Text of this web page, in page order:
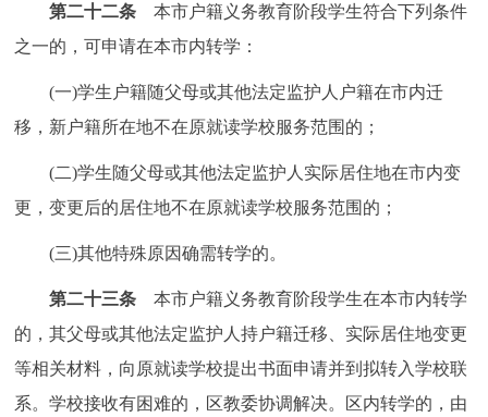
第二十二条 本市户籍义务教育阶段学生符合下列条件
之一的，可申请在本市内转学：
(一)学生户籍随父母或其他法定监护人户籍在市内迁
移，新户籍所在地不在原就读学校服务范围的；
(二)学生随父母或其他法定监护人实际居住地在市内变
更，变更后的居住地不在原就读学校服务范围的；
(三)其他特殊原因确需转学的。
第二十三条 本市户籍义务教育阶段学生在本市内转学
的，其父母或其他法定监护人持户籍迁移、实际居住地变更
等相关材料，向原就读学校提出书面申请并到拟转入学校联
系。学校接收有困难的，区教委协调解决。区内转学的，由